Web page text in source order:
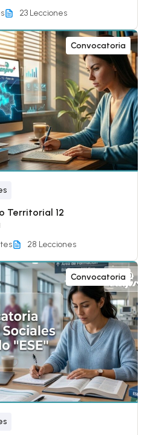
23 Lecciones
Convocatoria
Territorial 12
28 Lecciones
Convocatoria